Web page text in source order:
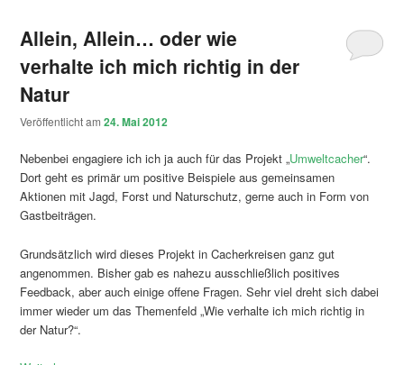
Allein, Allein… oder wie
verhalte ich mich richtig in der
Natur
Veröffentlicht am24. Mai 2012
Nebenbei engagiere ich ich ja auch für das Projekt „Umweltcacher“.
Dort geht es primär um positive Beispiele aus gemeinsamen
Aktionen mit Jagd, Forst und Naturschutz, gerne auch in Form von
Gastbeiträgen.
Grundsätzlich wird dieses Projekt in Cacherkreisen ganz gut
angenommen. Bisher gab es nahezu ausschließlich positives
Feedback, aber auch einige offene Fragen. Sehr viel dreht sich dabei
immer wieder um das Themenfeld „Wie verhalte ich mich richtig in
der Natur?“.